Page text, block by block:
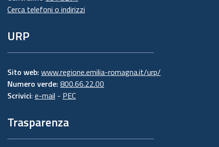
Cerca telefoni o indirizzi
URP
Sito web: www.regione.emilia-romagna.it/urp/
Numero verde: 800.66.22.00
Scrivici: e-mail - PEC
Trasparenza